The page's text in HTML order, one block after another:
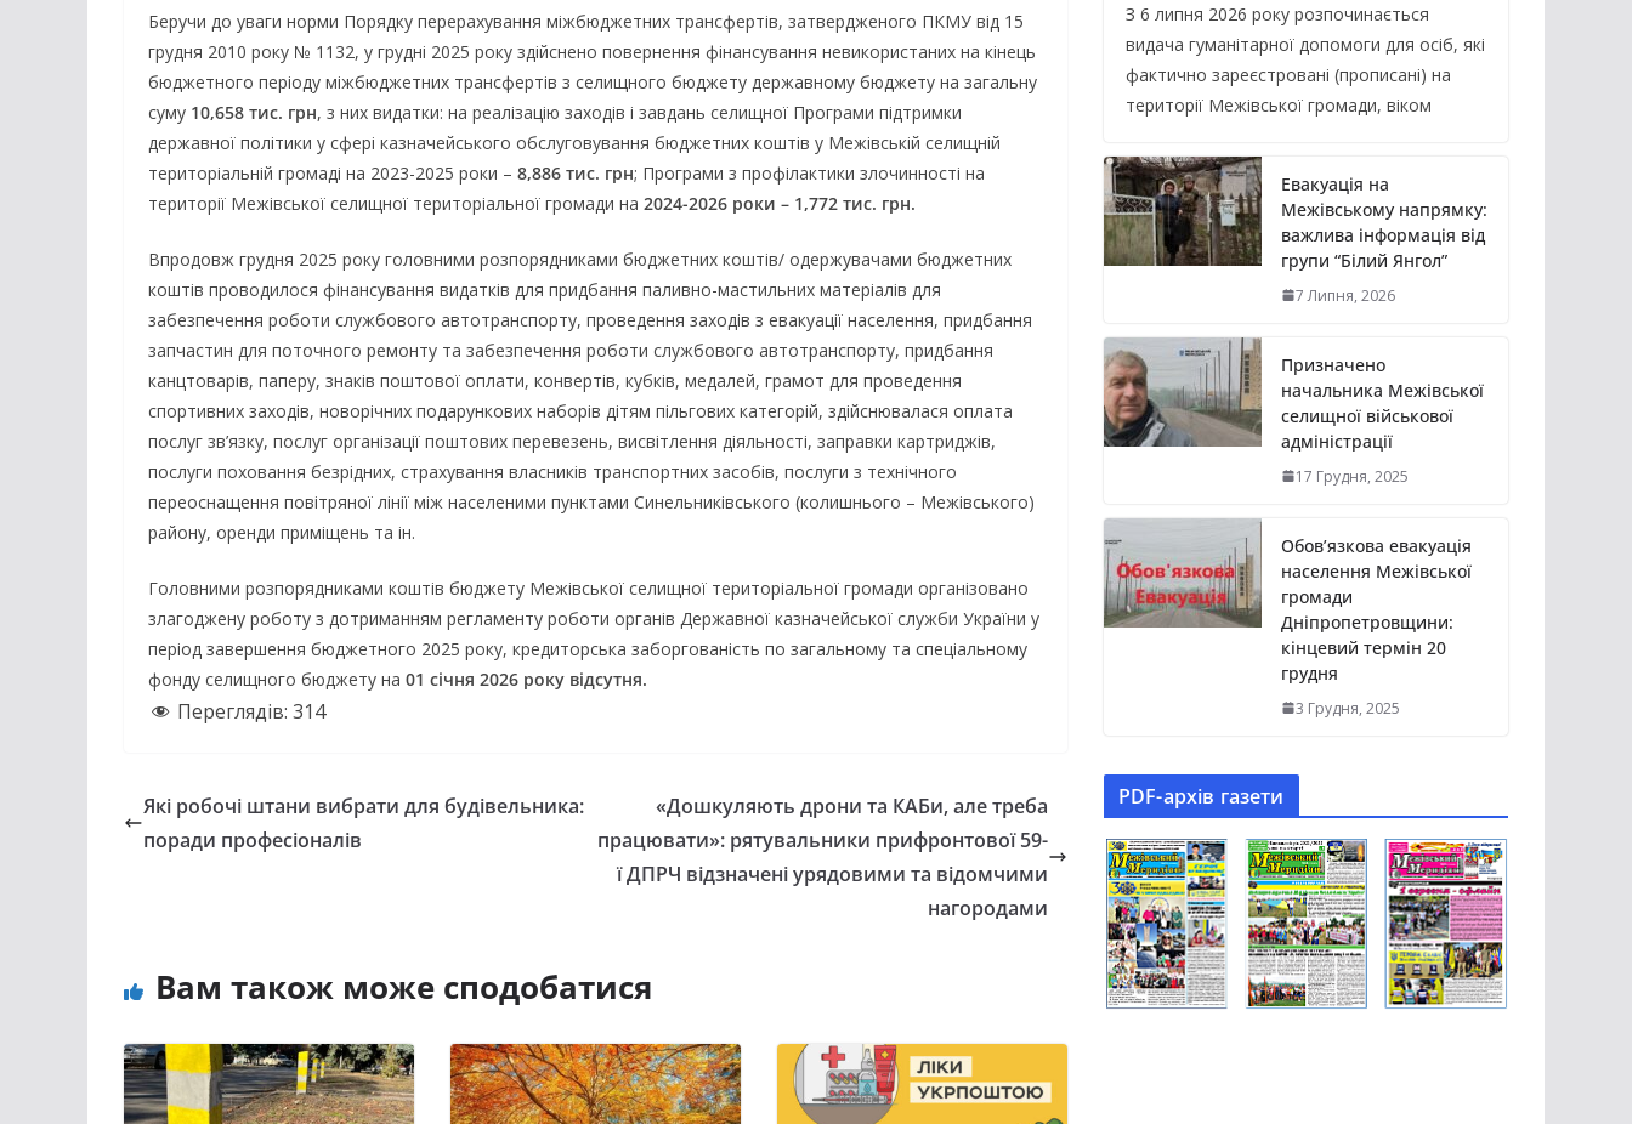
Беручи до уваги норми Порядку перерахування міжбюджетних трансфертів, затвердженого ПКМУ від 15
грудня 2010 року № 1132, у грудні 2025 року здійснено повернення фінансування невикористаних на кінець
бюджетного періоду міжбюджетних трансфертів з селищного бюджету державному бюджету на загальну
суму 10,658 тис. грн, з них видатки: на реалізацію заходів і завдань селищної Програми підтримки
державної політики у сфері казначейського обслуговування бюджетних коштів у Межівській селищній
територіальній громаді на 2023-2025 роки – 8,886 тис. грн; Програми з профілактики злочинності на
території Межівської селищної територіальної громади на 2024-2026 роки – 1,772 тис. грн.
Впродовж грудня 2025 року головними розпорядниками бюджетних коштів/ одержувачами бюджетних
коштів проводилося фінансування видатків для придбання паливно-мастильних матеріалів для
забезпечення роботи службового автотранспорту, проведення заходів з евакуації населення, придбання
запчастин для поточного ремонту та забезпечення роботи службового автотранспорту, придбання
канцтоварів, паперу, знаків поштової оплати, конвертів, кубків, медалей, грамот для проведення
спортивних заходів, новорічних подарункових наборів дітям пільгових категорій, здійснювалася оплата
послуг зв’язку, послуг організації поштових перевезень, висвітлення діяльності, заправки картриджів,
послуги поховання безрідних, страхування власників транспортних засобів, послуги з технічного
переоснащення повітряної лінії між населеними пунктами Синельниківського (колишнього – Межівського)
району, оренди приміщень та ін.
Головними розпорядниками коштів бюджету Межівської селищної територіальної громади організовано
злагоджену роботу з дотриманням регламенту роботи органів Державної казначейської служби України у
період завершення бюджетного 2025 року, кредиторська заборгованість по загальному та спеціальному
фонду селищного бюджету на 01 січня 2026 року відсутня.
Переглядів: 314
Які робочі штани вибрати для будівельника:
поради професіоналів
«Дошкуляють дрони та КАБи, але треба
працювати»: рятувальники прифронтової 59-
ї ДПРЧ відзначені урядовими та відомчими
нагородами
Вам також може сподобатися
З 6 липня 2026 року розпочинається
видача гуманітарної допомоги для осіб, які
фактично зареєстровані (прописані) на
території Межівської громади, віком
Евакуація на
Межівському напрямку:
важлива інформація від
групи “Білий Янгол”
7 Липня, 2026
Призначено
начальника Межівської
селищної військової
адміністрації
17 Грудня, 2025
Обов’язкова евакуація
населення Межівської
громади
Дніпропетровщини:
кінцевий термін 20
грудня
3 Грудня, 2025
PDF-aрхів газети